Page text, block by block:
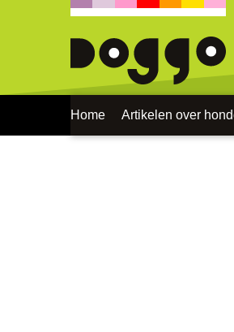
Home Artikelen over